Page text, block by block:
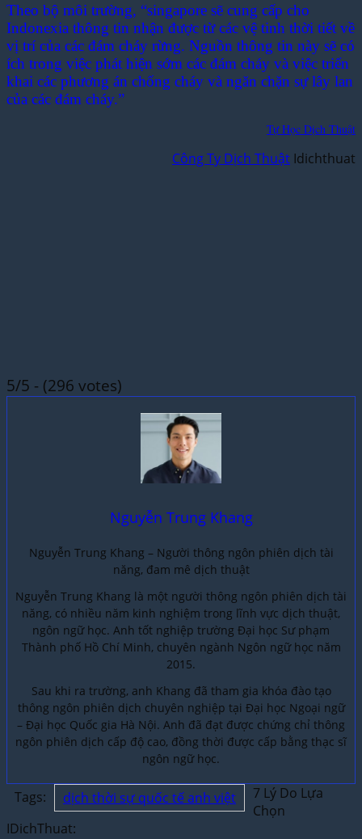
Theo bộ môi trường, “singapore sẽ cung cấp cho
Indonexia thông tin nhận được từ các vệ tinh thời tiết về
vị trí của các đám cháy rừng. Nguồn thông tin này sẽ có
ích trong việc phát hiện sớm các đám cháy và việc triển
khai các phương án chống cháy và ngăn chặn sự lây lan
của các đám cháy.”
Tự Học Dịch Thuật
Công Ty Dịch Thuật Idichthuat
5/5 - (296 votes)
Nguyễn Trung Khang
Nguyễn Trung Khang – Người thông ngôn phiên dịch tài
năng, đam mê dịch thuật
Nguyễn Trung Khang là một người thông ngôn phiên dịch tài
năng, có nhiều năm kinh nghiệm trong lĩnh vực dịch thuật,
ngôn ngữ học. Anh tốt nghiệp trường Đại học Sư phạm
Thành phố Hồ Chí Minh, chuyên ngành Ngôn ngữ học năm
2015.
Sau khi ra trường, anh Khang đã tham gia khóa đào tạo
thông ngôn phiên dịch chuyên nghiệp tại Đại học Ngoại ngữ
– Đại học Quốc gia Hà Nội. Anh đã đạt được chứng chỉ thông
ngôn phiên dịch cấp độ cao, đồng thời được cấp bằng thạc sĩ
ngôn ngữ học.
Tags: dịch thời sự quốc tế anh việt
7 Lý Do Lựa
Chọn
IDichThuat: